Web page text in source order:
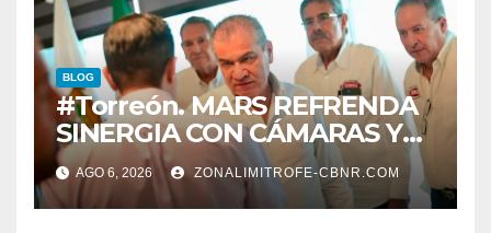
BLOG
#Torreón. MARS REFRENDA
SINERGIA CON CÁMARAS Y
ORGANISMOS, EN BENEFICIO
DEL DESARROLLO DE
TORREÓN
AGO 6, 2026 ZONALIMITROFE-CBNR.COM